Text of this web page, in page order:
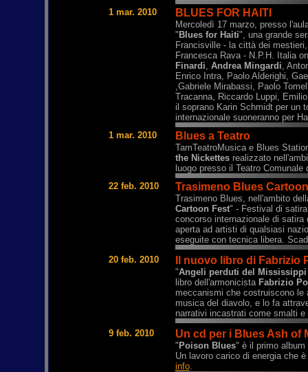
1 mar. 2010
BLUES FOR HAITI
Mercoledì 17 marzo, presso
" Blues for Haiti", una grande
Francisville - la città dei
Francesca Rava - N.P.H. Italia
Finardi, Andrea Mingardi,
Enrico Intra, Paolo Alderighi,
,Gabriele Mirabassi, Paolo
Tracanna, Riccardo Luppi,
il soprano Karin Schmidt per un
internazionale suoneranno per
1 mar. 2010
Blues a Teatro
TamTeatroMusica e Blues
the Nickettesrealizzato
luogo presso il Teatro
22 feb. 2010
Trasimeno Blues
Trasimeno Blues, nell'ambito
Cartoon Fest" - Festival di
concorso internazionale di
aperta ad artisti di qualsiasi
eseguite con tecnica libera.
20 feb. 2010
Il nuovo libro di Fabrizio
"Angeli perduti del
libro dell'armonicista Fabrizio
meccanismi che costruiscono le
musica del diavolo, e lo fa
narrativi incastrati come smalti
9 feb. 2010
Un cd per i Blues Ash of
" Poison Blues" è il primo
Un lavoro carico di energia che
info.